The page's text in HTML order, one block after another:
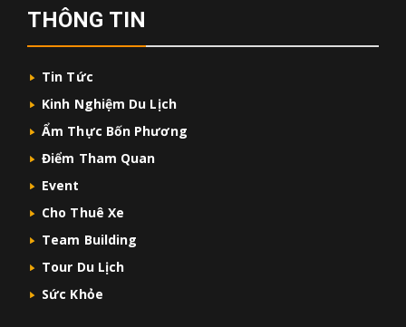
THÔNG TIN
Tin Tức
Kinh Nghiệm Du Lịch
Ẩm Thực Bốn Phương
Điểm Tham Quan
Event
Cho Thuê Xe
Team Building
Tour Du Lịch
Sức Khỏe